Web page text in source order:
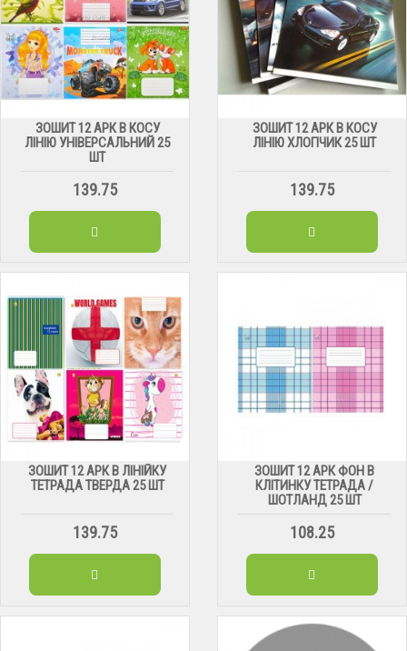
ЗОШИТ 12 АРК В КОСУ
ЛІНІЮ УНІВЕРСАЛЬНИЙ 25
ШТ
139.75
ЗОШИТ 12 АРК В КОСУ
ЛІНІЮ ХЛОПЧИК 25 ШТ
139.75
ЗОШИТ 12 АРК В ЛІНІЙКУ
ТЕТРАДА ТВЕРДА 25 ШТ
139.75
ЗОШИТ 12 АРК ФОН В
КЛІТИНКУ ТЕТРАДА /
ШОТЛАНД 25 ШТ
108.25